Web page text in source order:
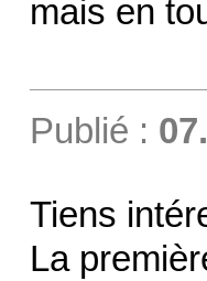
mais en
Publié :
Tiens
La